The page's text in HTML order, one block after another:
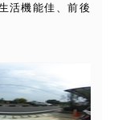
活機能佳、前後